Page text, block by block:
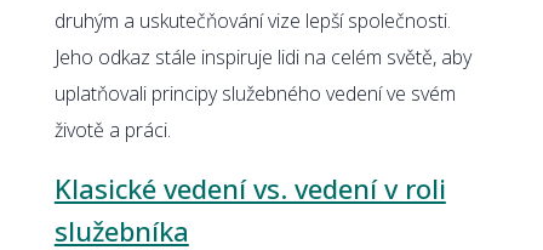
druhým a uskutečňování vize lepší společnosti.
Jeho odkaz stále inspiruje lidi na celém světě, aby
uplatňovali principy služebného vedení ve svém
životě a práci.
Klasické vedení vs. vedení v roli
služebníka